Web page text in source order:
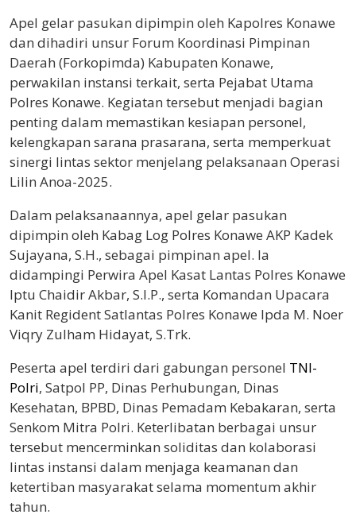
Apel gelar pasukan dipimpin oleh Kapolres Konawe
dan dihadiri unsur Forum Koordinasi Pimpinan
Daerah (Forkopimda) Kabupaten Konawe,
perwakilan instansi terkait, serta Pejabat Utama
Polres Konawe. Kegiatan tersebut menjadi bagian
penting dalam memastikan kesiapan personel,
kelengkapan sarana prasarana, serta memperkuat
sinergi lintas sektor menjelang pelaksanaan Operasi
Lilin Anoa-2025.
Dalam pelaksanaannya, apel gelar pasukan
dipimpin oleh Kabag Log Polres Konawe AKP Kadek
Sujayana, S.H., sebagai pimpinan apel. Ia
didampingi Perwira Apel Kasat Lantas Polres Konawe
Iptu Chaidir Akbar, S.I.P., serta Komandan Upacara
Kanit Regident Satlantas Polres Konawe Ipda M. Noer
Viqry Zulham Hidayat, S.Trk.
Peserta apel terdiri dari gabungan personel TNI-
Polri, Satpol PP, Dinas Perhubungan, Dinas
Kesehatan, BPBD, Dinas Pemadam Kebakaran, serta
Senkom Mitra Polri. Keterlibatan berbagai unsur
tersebut mencerminkan soliditas dan kolaborasi
lintas instansi dalam menjaga keamanan dan
ketertiban masyarakat selama momentum akhir
tahun.